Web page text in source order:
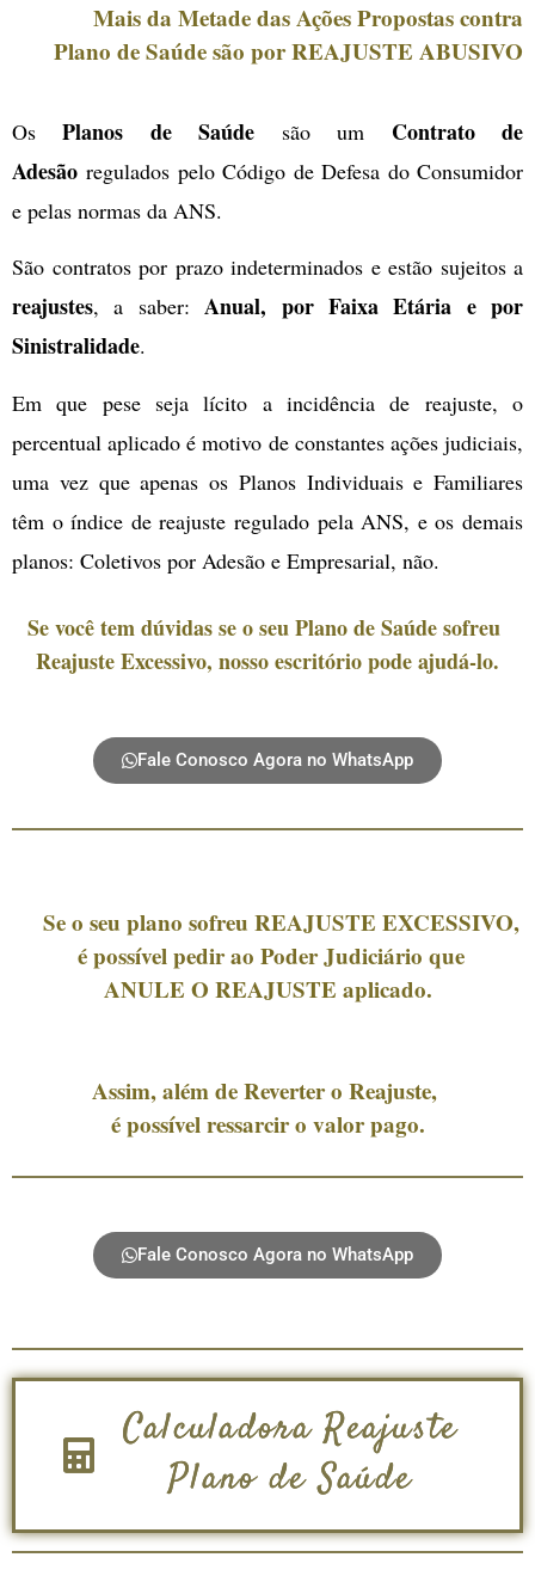
Mais da Metade das Ações Propostas contra
Plano de Saúde são por REAJUSTE ABUSIVO
OsPlanos de Saúde são um Contrato de
Adesão regulados pelo Código de Defesa do Consumidor
e pelas normas da ANS.
São contratos por prazo indeterminados e estão sujeitos a
reajustes, a saber:Anual, por Faixa Etária e por
Sinistralidade.
Em que pese seja lícito a incidência de reajuste, o
percentual aplicado é motivo de constantes ações judiciais,
uma vez que apenas os Planos Individuais e Familiares
têm o índice de reajuste regulado pela ANS, e os demais
planos: Coletivos por Adesão e Empresarial, não.
Se você tem dúvidas se o seu Plano de Saúde sofreu
Reajuste Excessivo, nosso escritório pode ajudá-lo.
Fale Conosco Agora no WhatsApp
Se o seu plano sofreu REAJUSTE EXCESSIVO,
é possível pedir ao Poder Judiciário que
ANULE O REAJUSTE aplicado.
Assim, além de Reverter o Reajuste,
é possível ressarcir o valor pago.
Fale Conosco Agora no WhatsApp
Calculadora Reajuste
Plano de Saúde